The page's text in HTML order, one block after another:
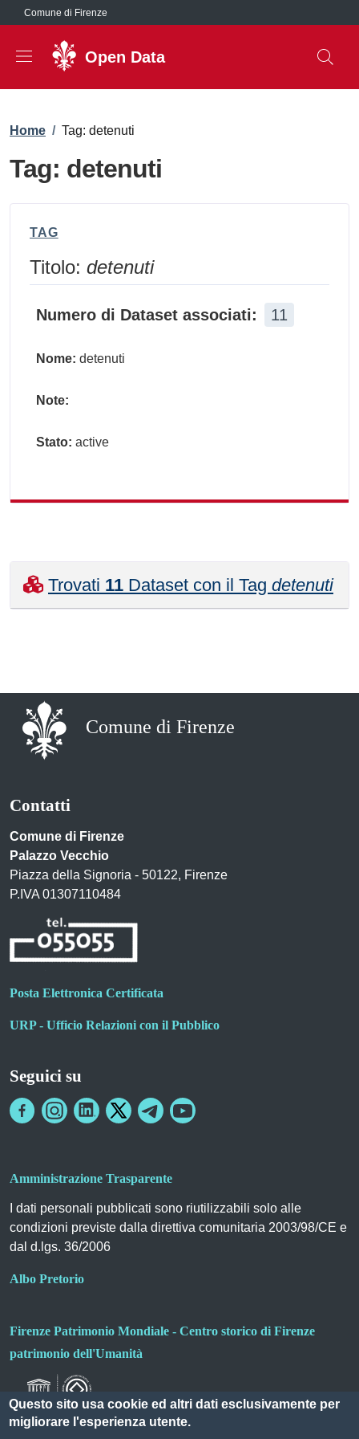
Salta al contenuto principale
Comune di Firenze
Open Data
Briciole di pane
Home / Tag: detenuti
Tag: detenuti
TAG
Titolo: detenuti
Numero di Dataset associati: 11
Nome: detenuti
Note:
Stato: active
Trovati 11 Dataset con il Tag detenuti
Comune di Firenze
Contatti
Comune di Firenze
Palazzo Vecchio
Piazza della Signoria - 50122, Firenze
P.IVA 01307110484
Posta Elettronica Certificata
URP - Ufficio Relazioni con il Pubblico
Seguici su
Amministrazione Trasparente
I dati personali pubblicati sono riutilizzabili solo alle
condizioni previste dalla direttiva comunitaria 2003/98/CE e
dal d.lgs. 36/2006
Albo Pretorio
Firenze Patrimonio Mondiale - Centro storico di Firenze
patrimonio dell'Umanità
Questo sito usa cookie ed altri dati esclusivamente per
migliorare l'esperienza utente.